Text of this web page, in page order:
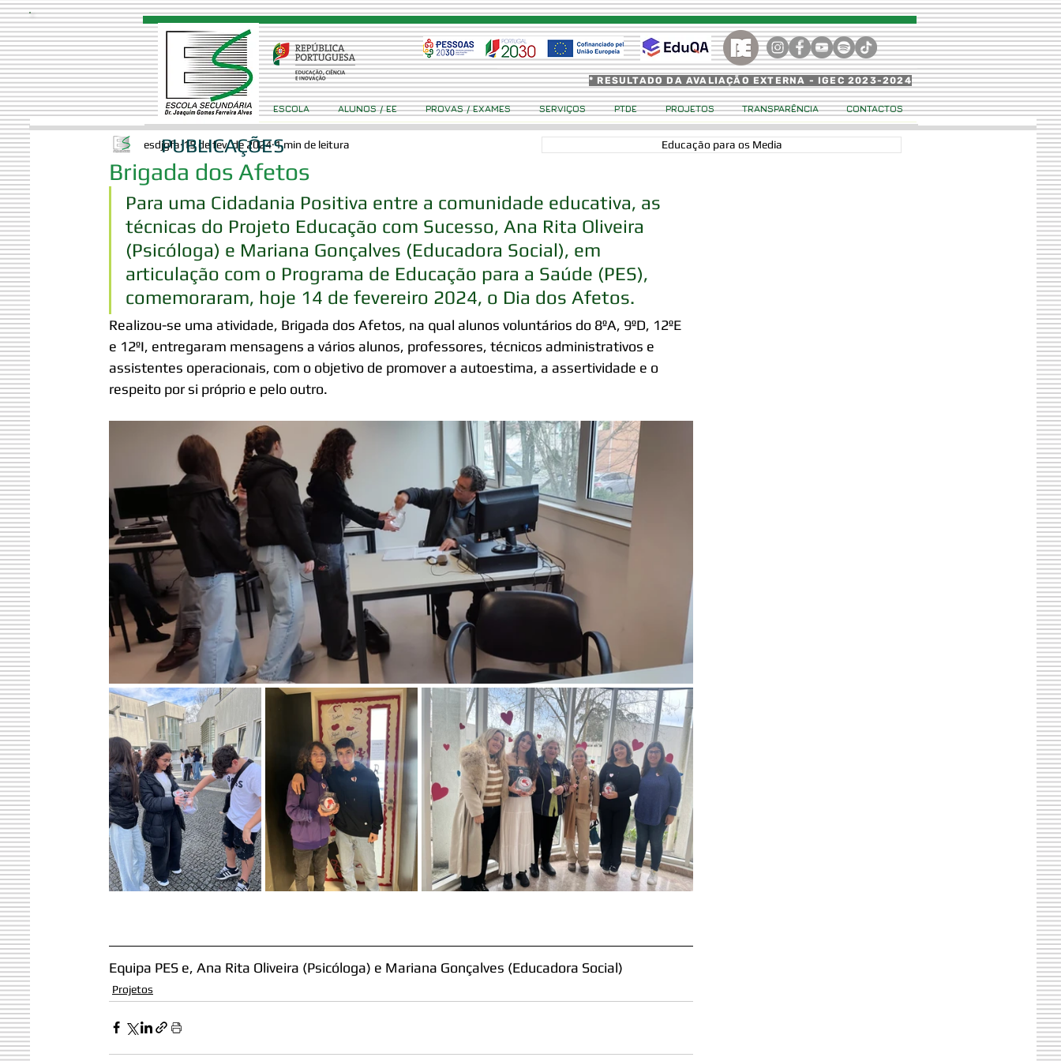
Brigada dos Afetos
esdjgfa 15 de fev. de 2024 1 min de leitura
Para uma Cidadania Positiva entre a comunidade educativa, as
técnicas do Projeto Educação com Sucesso, Ana Rita Oliveira
(Psicóloga) e Mariana Gonçalves (Educadora Social), em
articulação com o Programa de Educação para a Saúde (PES),
comemoraram, hoje 14 de fevereiro 2024, o Dia dos Afetos.
Realizou-se uma atividade, Brigada dos Afetos, na qual alunos voluntários do 8ºA, 9ºD, 12ºE
e 12ºI, entregaram mensagens a vários alunos, professores, técnicos administrativos e
assistentes operacionais, com o objetivo de promover a autoestima, a assertividade e o
respeito por si próprio e pelo outro.
Equipa PES e, Ana Rita Oliveira (Psicóloga) e Mariana Gonçalves (Educadora Social)
Projetos
PUBLICAÇÕES Educação para os Media
ESCOLA ALUNOS / EE PROVAS / EXAMES SERVIÇOS PTDE PROJETOS TRANSPARÊNCIA CONTACTOS
* RESULTADO DA AVALIAÇÃO EXTERNA - IGEC 2023-2024